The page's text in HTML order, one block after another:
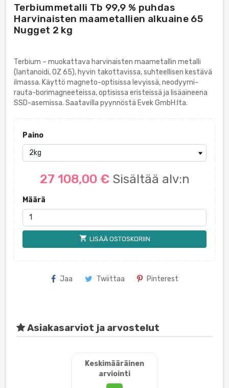
Terbiummetalli Tb 99,9 % puhdas
Harvinaisten maametallien alkuaine 65
Nugget 2 kg
Terbium – muokattava harvinaisten maametallin metalli
(lantanoidi, OZ 65), hyvin takottavissa, suhteellisen kestävä
ilmassa. Käyttö magneto-optisissa levyissä, neodyymi-
rauta-borimagneeteissa, optisissa eristeissä ja lisäaineena
SSD-asemissa. Saatavilla pyynnöstä Evek GmbH:lta.
Paino
27 108,00 € Sisältää alv:n
Määrä
shopping_cart LISÄÄ OSTOSKORIIN
Jaa Twiittaa Pinterest
Asiakasarviot ja arvostelut
Keskimääräinen
arviointi